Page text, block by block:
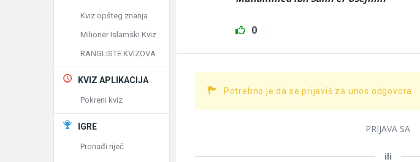
0
Potrebno je da se prijaviš za unos odgovora.
PRIJAVA SA
ili
Kviz opšteg znanja
Milioner Islamski Kviz
RANGLISTE KVIZOVA
KVIZ APLIKACIJA
Pokreni kviz
IGRE
Pronađi riječ